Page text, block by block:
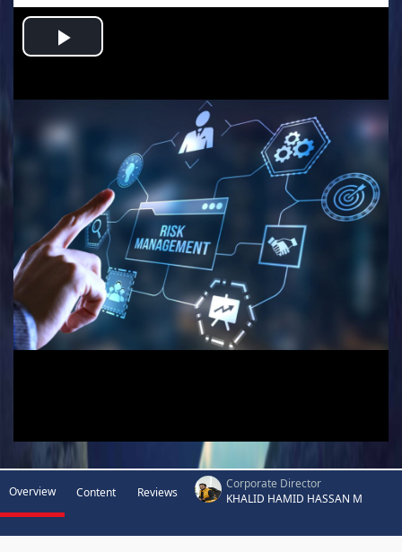
Play
Video
Overview Content Reviews
Corporate Director
KHALID HAMID HASSAN M